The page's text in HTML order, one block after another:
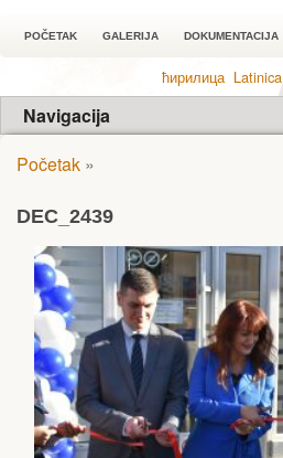
POČETAK GALERIJA DOKUMENTACIJA
ћирилица Latinica
Navigacija
Početak »
DEC_2439